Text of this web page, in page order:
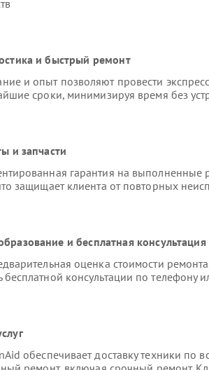
и быстрый ремонт
и опыт позволяют провести
сроки, минимизируя время без
и запчасти
гарантия на выполненные
защищает клиента от повторных
и бесплатная консультация
оценка стоимости
консультации по телефону
обеспечивает доставку техники по